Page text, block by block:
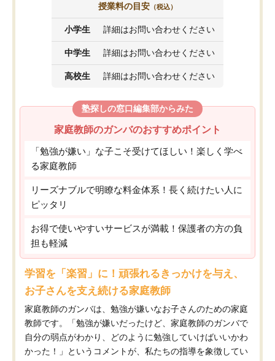
授業料の目安 （税込）
小学生 詳細はお問い合わせください
中学生 詳細はお問い合わせください
高校生 詳細はお問い合わせください
塾探しの窓口編集部からみた
家庭教師のガンバのおすすめポイント
「勉強が嫌い」な子こそ受けてほしい！楽しく学べ
る家庭教師
リーズナブルで明瞭な料金体系！長く続けたい人に
ピッタリ
お得で使いやすいサービスが満載！保護者の方の負
担も軽減
学習を「楽習」に！頑張れるきっかけを与え、
お子さんを支え続ける家庭教師
家庭教師のガンバは、勉強が嫌いなお子さんのための家庭
教師です。「勉強が嫌いだったけど、家庭教師のガンバで
自分の弱点がわかり、どのように勉強していけばいいかわ
かった！」というコメントが、私たちの指導を象徴してい